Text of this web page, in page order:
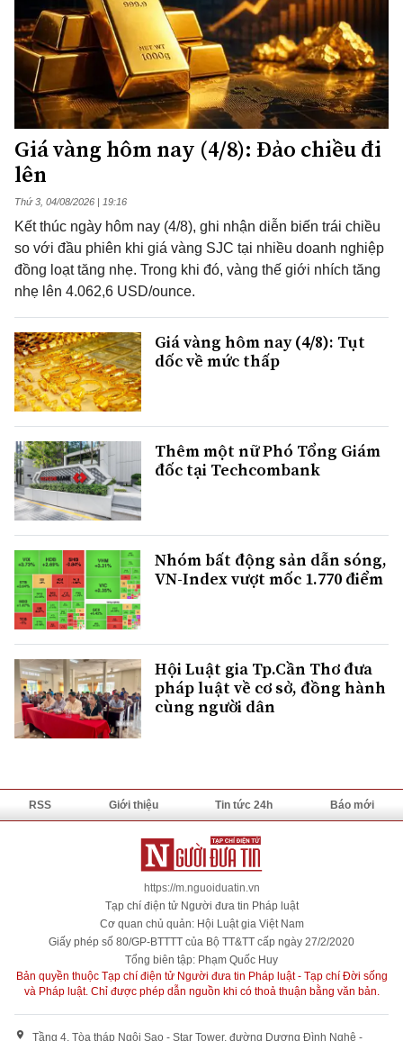
Giá vàng hôm nay (4/8): Đảo chiều đi
lên
Thứ 3, 04/08/2026 | 19:16
Kết thúc ngày hôm nay (4/8), ghi nhận diễn biến trái chiều
so với đầu phiên khi giá vàng SJC tại nhiều doanh nghiệp
đồng loạt tăng nhẹ. Trong khi đó, vàng thế giới nhích tăng
nhẹ lên 4.062,6 USD/ounce.
Giá vàng hôm nay (4/8): Tụt
dốc về mức thấp
Thêm một nữ Phó Tổng Giám
đốc tại Techcombank
Nhóm bất động sản dẫn sóng,
VN-Index vượt mốc 1.770 điểm
Hội Luật gia Tp.Cần Thơ đưa
pháp luật về cơ sở, đồng hành
cùng người dân
RSS Giới thiệu Tin tức 24h Báo mới
https://m.nguoiduatin.vn
Tạp chí điện tử Người đưa tin Pháp luật
Cơ quan chủ quản: Hội Luật gia Việt Nam
Giấy phép số 80/GP-BTTTT của Bộ TT&TT cấp ngày 27/2/2020
Tổng biên tập: Phạm Quốc Huy
Bản quyền thuộc Tạp chí điện tử Người đưa tin Pháp luật - Tạp chí Đời sống
và Pháp luật. Chỉ được phép dẫn nguồn khi có thoả thuận bằng văn bản.
Tầng 4, Tòa tháp Ngôi Sao - Star Tower, đường Dương Đình Nghệ -